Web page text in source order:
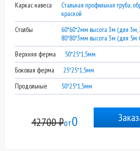
Каркас навеса
Стальная профильная труба,
краской
Столбы
60*60*2мм высота 3м (для
80*80*3мм высота 3м (для 5м
Верхняя ферма
50*25*1,5мм
Боковая ферма
25*25*1,5мм
Продольные
50*25*1,5мм
42700 ₽от0